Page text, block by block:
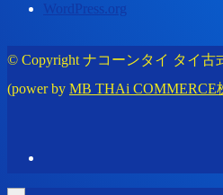
WordPress.org
© Copyright ナコーンタイ タイ古
(power by MB THAi COMMERCE